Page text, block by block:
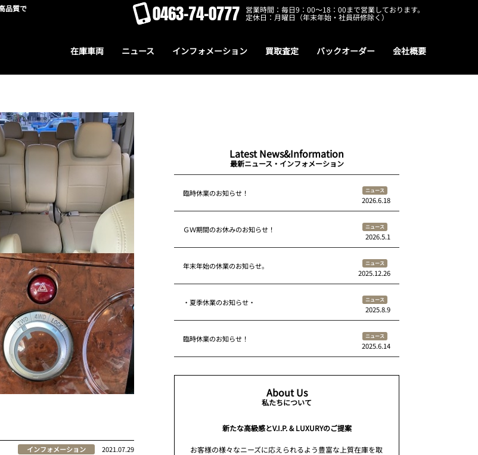
品質で
0463-74-0777 営業時間：毎日9：00～18：00まで営業しております。
定休日：月曜日（年末年始・社員研修除く）
在庫車両 ニュース インフォメーション 買取査定 バックオーダー 会社概要
インフォメーション 2021.07.29
Latest News&Information
最新ニュース・インフォメーション
臨時休業のお知らせ！ ニュース
2026.6.18
ＧＷ期間のお休みのお知らせ！ ニュース
2026.5.1
年末年始の休業のお知らせ。 ニュース
2025.12.26
・夏季休業のお知らせ・ ニュース
2025.8.9
臨時休業のお知らせ！ ニュース
2025.6.14
About Us
私たちについて
新たな高級感とV.I.P. & LUXURYのご提案
お客様の様々なニーズに応えられるよう豊富な上質在庫を取